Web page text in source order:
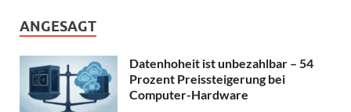
ANGESAGT
Datenhoheit ist unbezahlbar – 54
Prozent Preissteigerung bei
Computer-Hardware